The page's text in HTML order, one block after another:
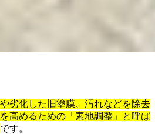
劣化した旧塗膜、汚れなどを除去
高めるための「素地調整」と呼ば
です。